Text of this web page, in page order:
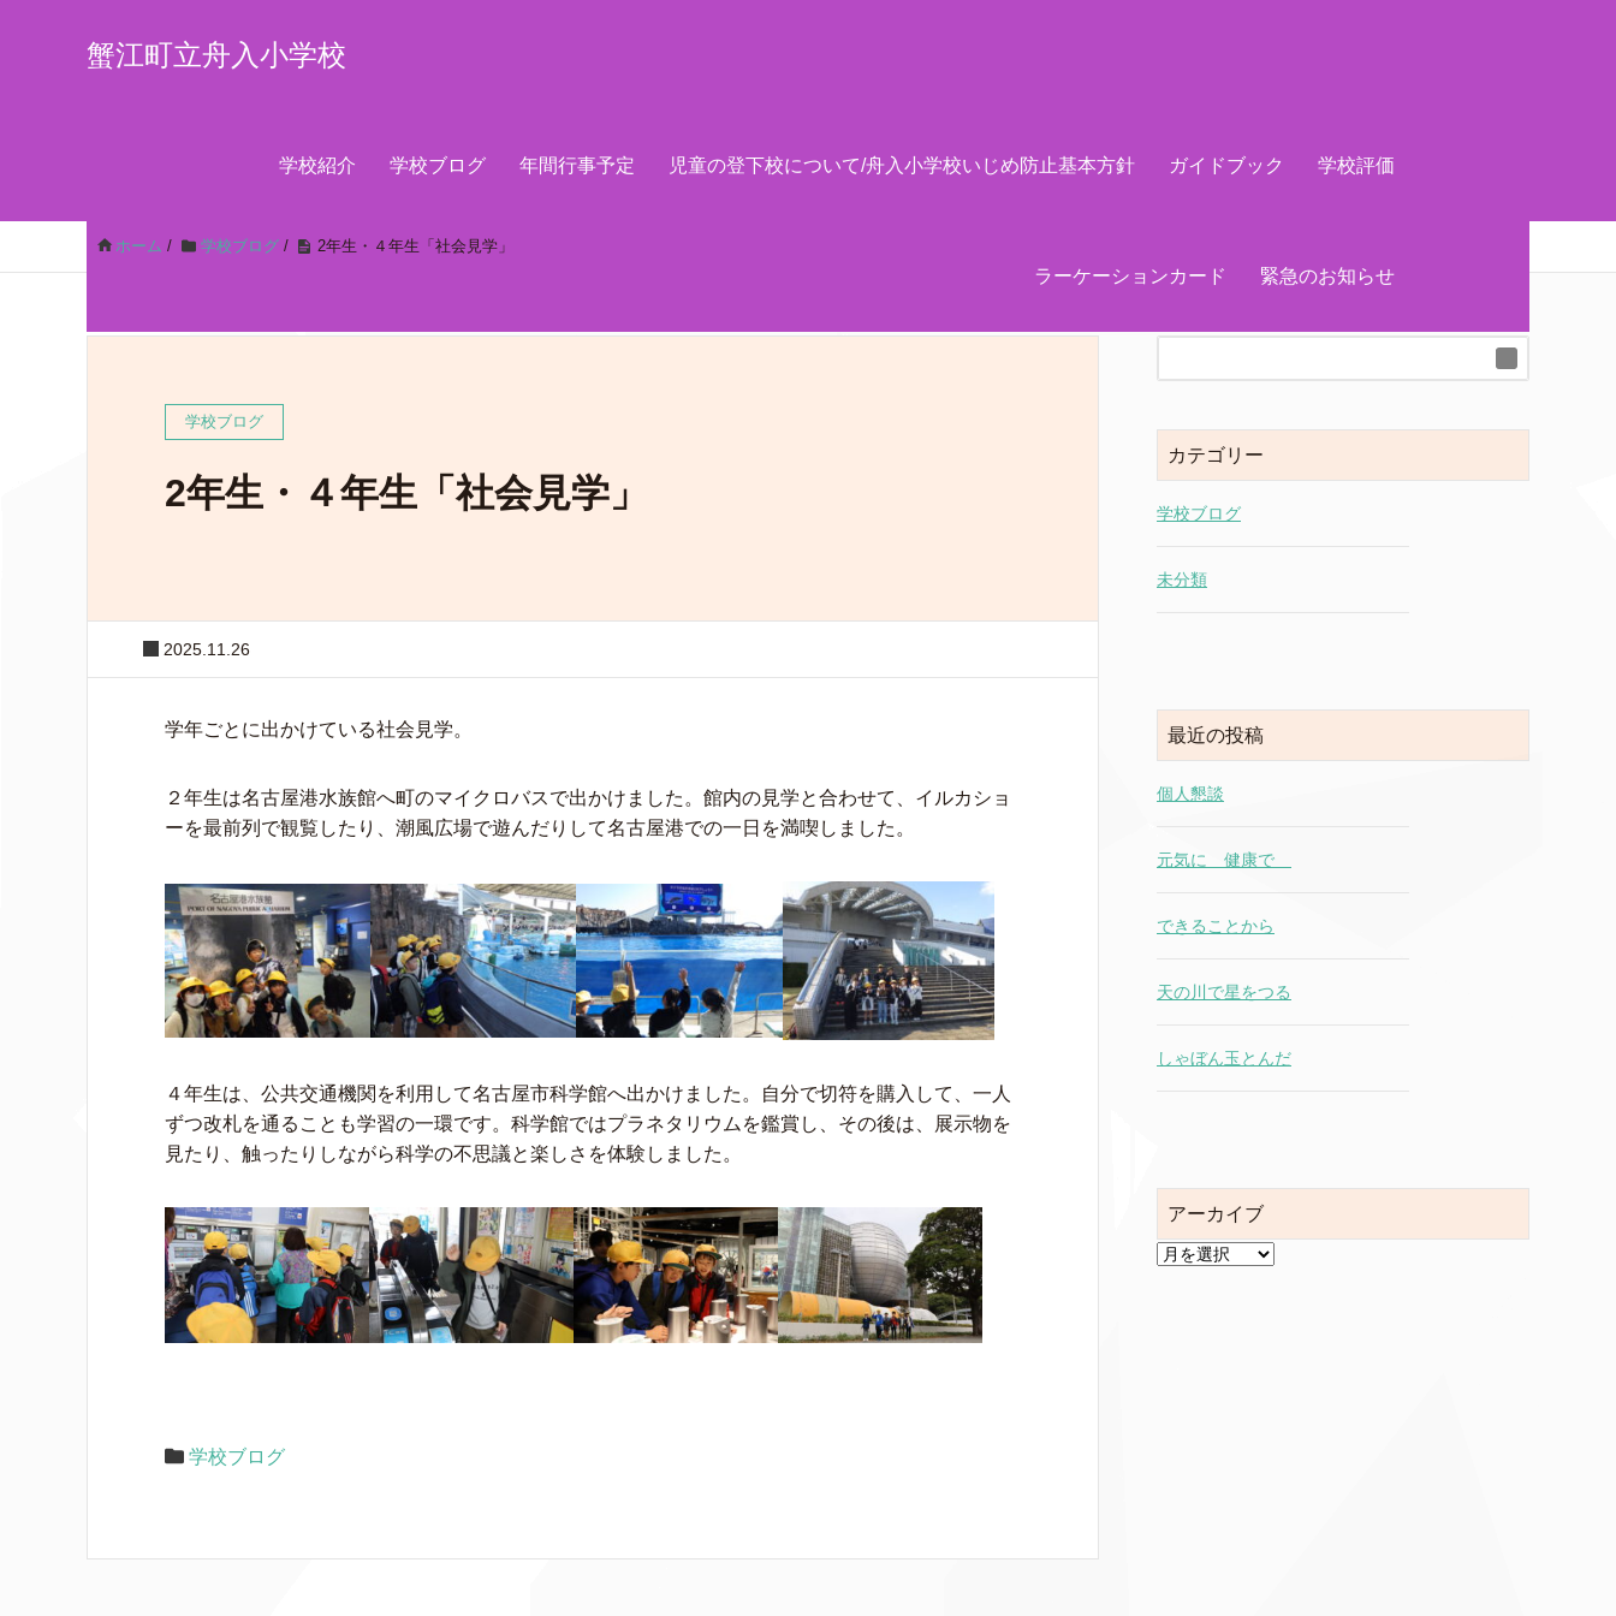
蟹江町立舟入小学校
学校紹介 学校ブログ 年間行事予定 児童の登下校について/舟入小学校いじめ防止基本方針 ガイドブック 学校評価
ラーケーションカード 緊急のお知らせ
ホーム / 学校ブログ / 2年生・４年生「社会見学」
学校ブログ
2年生・４年生「社会見学」
2025.11.26
学年ごとに出かけている社会見学。
２年生は名古屋港水族館へ町のマイクロバスで出かけました。館内の見学と合わせて、イルカショ
ーを最前列で観覧したり、潮風広場で遊んだりして名古屋港での一日を満喫しました。
４年生は、公共交通機関を利用して名古屋市科学館へ出かけました。自分で切符を購入して、一人
ずつ改札を通ることも学習の一環です。科学館ではプラネタリウムを鑑賞し、その後は、展示物を
見たり、触ったりしながら科学の不思議と楽しさを体験しました。
学校ブログ
カテゴリー
学校ブログ
未分類
最近の投稿
個人懇談
元気に 健康で
できることから
天の川で星をつる
しゃぼん玉とんだ
アーカイブ
ア